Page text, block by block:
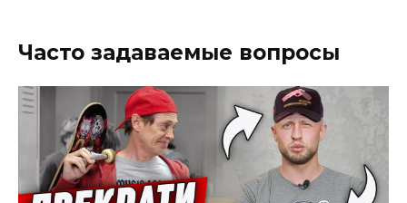
Часто задаваемые вопросы